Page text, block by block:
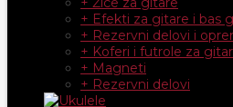
+ Efekti za gitare i bas
+ Rezervni delovi i
+ Koferi i futrole za
+ Magneti
+ Rezervni delovi